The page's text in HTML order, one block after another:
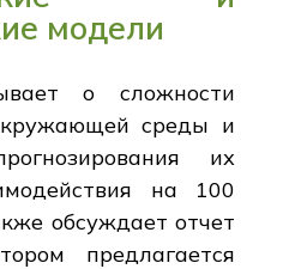
модели
о сложности
среды и
их
на 100
обсуждает отчет
предлагается